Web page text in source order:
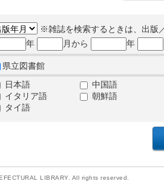
※雑誌を検索するときは、出版
年
月から 年
県立図書館
日本語
中国語
イタリア語
朝鮮語
タイ語
LIBRARY. All rights reserved.